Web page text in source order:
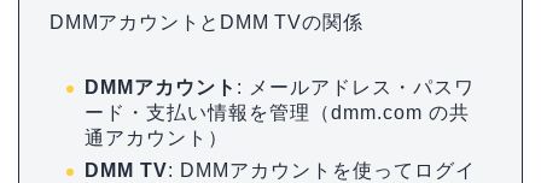
DMMアカウントとDMM TVの関係
DMMアカウント : メールアドレス・パスワ
ード・支払い情報を管理（dmm.com の共
通アカウント）
DMM TV: DMMアカウントを使ってログイ